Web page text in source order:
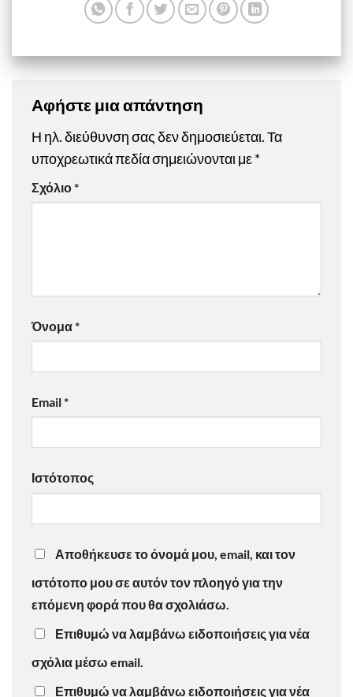
Αφήστε μια απάντηση
Η ηλ. διεύθυνση σας δεν δημοσιεύεται.Τα
υποχρεωτικά πεδία σημειώνονται με*
Σχόλιο*
Όνομα*
Email*
Ιστότοπος
Αποθήκευσε το όνομά μου, email, και τον
ιστότοπο μου σε αυτόν τον πλοηγό για την
επόμενη φορά που θα σχολιάσω.
Επιθυμώ να λαμβάνω ειδοποιήσεις για νέα
σχόλια μέσω email.
Επιθυμώ να λαμβάνω ειδοποιήσεις για νέα